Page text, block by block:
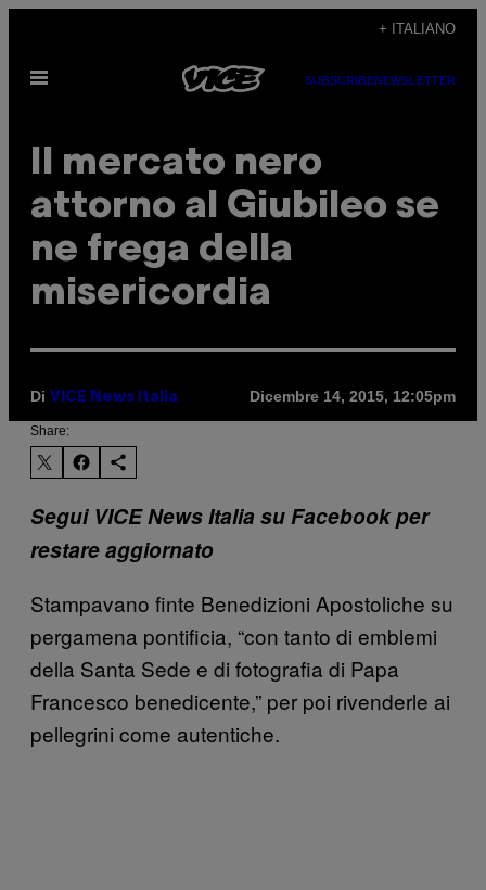
contenuto
+ ITALIANO
Apri
SUBSCRIBENEWSLETTER
Il mercato nero
attorno al Giubileo se
ne frega della
misericordia
Di VICE News Italia Dicembre 14, 2015, 12:05pm
Share:
Segui VICE News Italia su Facebook per
restare aggiornato
Stampavano finte Benedizioni Apostoliche su
pergamena pontificia, “con tanto di emblemi
della Santa Sede e di fotografia di Papa
Francesco benedicente,” per poi rivenderle ai
pellegrini come autentiche.